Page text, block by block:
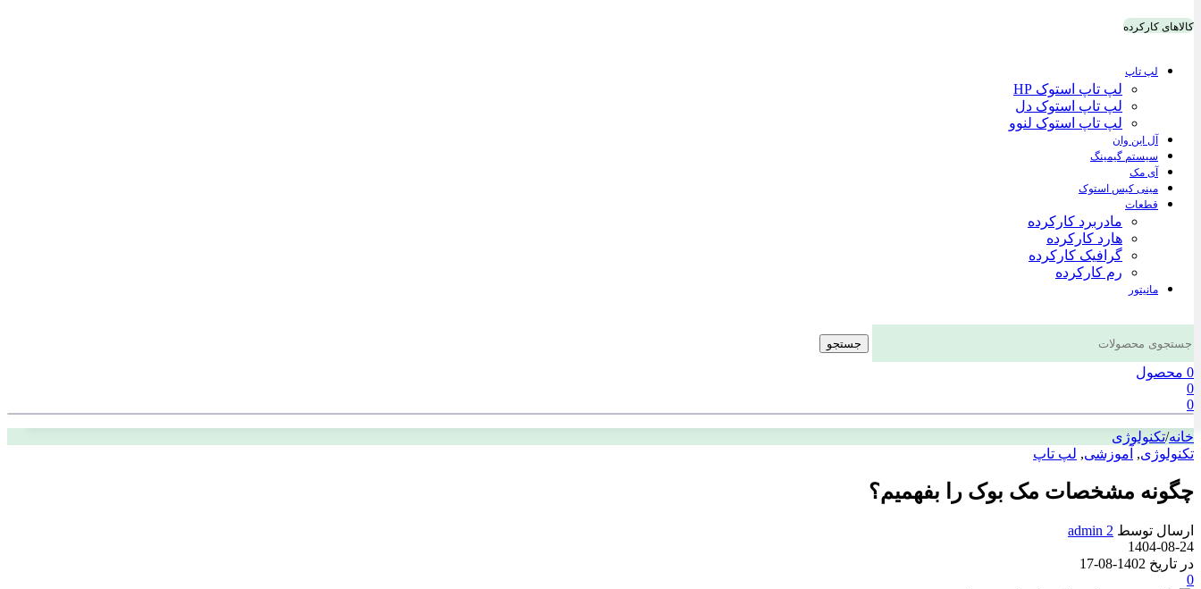
کالاهای کارکرده
لپ تاپ
لپ تاپ استوک HP
لپ تاپ استوک دل
لپ تاپ استوک لنوو
آل این وان
سیستم گیمینگ
آی مک
مینی کیس استوک
قطعات
مادربرد کارکرده
هارد کارکرده
گرافیک کارکرده
رم کارکرده
مانیتور
جستجو
0 محصول
0
0
خانه/تکنولوژی
تکنولوژی, آموزشی, لپ تاپ
چگونه مشخصات مک بوک را بفهمیم؟
ارسال توسط admin 2
1404-08-24
در تاریخ 1402-08-17
0